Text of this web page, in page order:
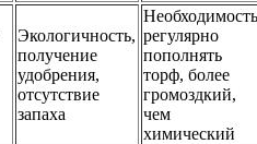
Экологичность,
получение
удобрения,
отсутствие
запаха
Необходимость
регулярно
пополнять
торф, более
громоздкий,
чем
химический